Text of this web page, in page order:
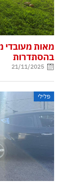
מאות מעובדי
בהסתדרות
21/11/2025
פלילי